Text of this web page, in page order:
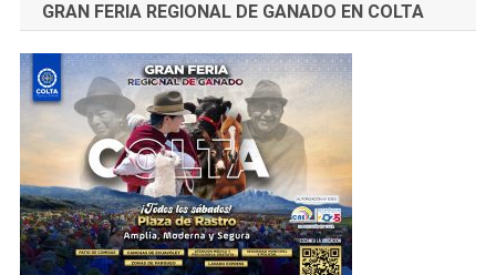
GRAN FERIA REGIONAL DE GANADO EN COLTA